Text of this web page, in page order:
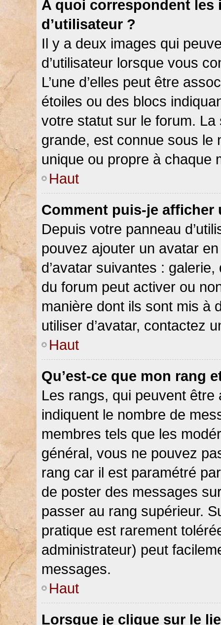
A quoi correspondent les
d’utilisateur ?
Il y a deux images qui
d’utilisateur lorsque vous
L’une d’elles peut être
étoiles ou des blocs
votre statut sur le forum.
grande, est connue sous le
unique ou propre à chaque
Haut
Comment puis-je afficher
Depuis votre panneau
pouvez ajouter un avatar
d’avatar suivantes :
du forum peut activer ou
manière dont ils sont mis à
utiliser d’avatar, contactez
Haut
Qu’est-ce que mon rang
Les rangs, qui peuvent être
indiquent le nombre de
membres tels que les
général, vous ne pouvez
rang car il est paramétré
de poster des messages
passer au rang supérieur.
pratique est rarement
administrateur) peut
messages.
Haut
Lorsque je clique sur le